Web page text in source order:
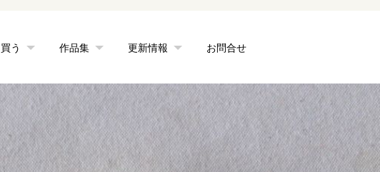
買う 作品集 更新情報 お問合せ